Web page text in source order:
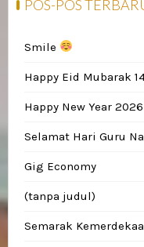
POS-POS
Smile
Happy Eid Mubarak
Happy New Year 2026
Selamat Hari Guru
Gig Economy
(tanpa judul)
Semarak